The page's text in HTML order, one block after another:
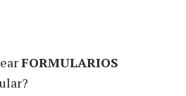
FORMULARIOS